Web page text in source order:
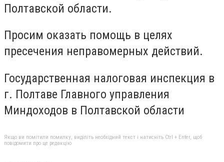
Полтавской области.
Просим оказать помощь в целях
пресечения неправомерных действий.
Государственная налоговая инспекция в
г. Полтаве Главного управления
Миндоходов в Полтавской области
Якщо ви помітили помилку, виділіть необхідний текст і натисніть Ctrl + Enter, щоб
повідомити про це редакцію